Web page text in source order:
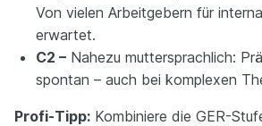
Von vielen Arbeitgebern für
erwartet.
C2 – Nahezu muttersprachlich:
spontan – auch bei komplexen
Profi-Tipp: Kombiniere die GER-